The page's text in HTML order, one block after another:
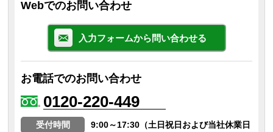
Webでのお問い合わせ
入力フォームから問い合わせる
お電話でのお問い合わせ
0120-220-449
受付時間
9:00～17:30（土日祝日および当社休業日